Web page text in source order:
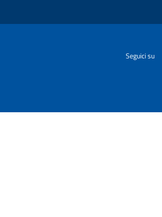
Seguici su